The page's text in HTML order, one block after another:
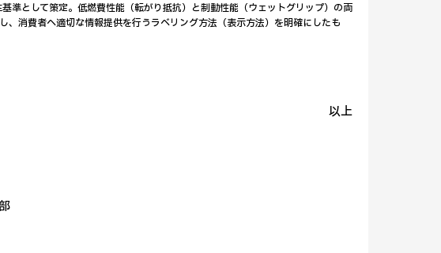
として策定。低燃費性能（転がり抵抗）と制動性能（ウェットグリップ）の両
消費者へ適切な情報提供を行うラベリング方法（表示方法）を明確にしたも
以上